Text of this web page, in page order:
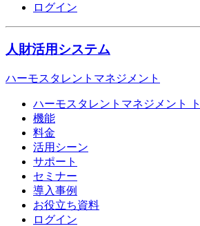
ログイン
人財活用システム
ハーモスタレントマネジメント
ハーモスタレントマネジメント
機能
料金
活用シーン
サポート
セミナー
導入事例
お役立ち資料
ログイン